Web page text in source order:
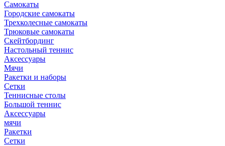
Самокаты
Городские самокаты
Трехколесные самокаты
Трюковые самокаты
Скейтбординг
Настольный теннис
Аксессуары
Мячи
Ракетки и наборы
Сетки
Теннисные столы
Большой теннис
Аксессуары
мячи
Ракетки
Сетки